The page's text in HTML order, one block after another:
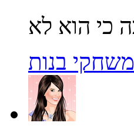
משחקי בנות